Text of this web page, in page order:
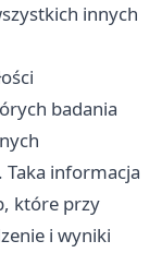
innych
badania
informacja
które przy
i wyniki